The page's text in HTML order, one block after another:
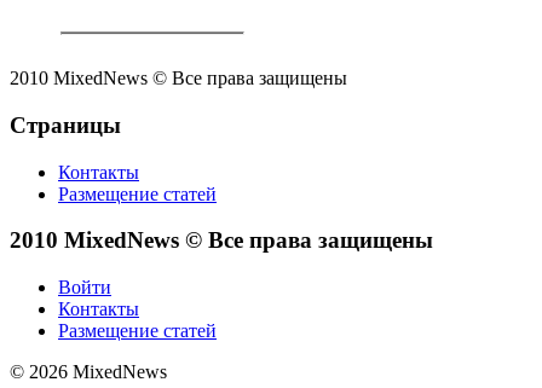
2010 MixedNews © Все права защищены
Страницы
Контакты
Размещение статей
2010 MixedNews © Все права защищены
Войти
Контакты
Размещение статей
© 2026 MixedNews